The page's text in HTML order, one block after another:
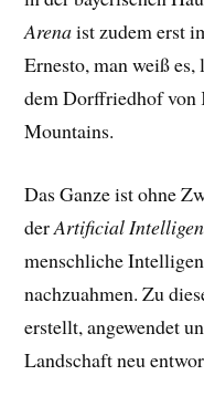
Arenaist zudem erst
Ernesto, man weiß
dem Dorffriedhof von
Mountains.
Das Ganze ist ohne
derArtificial
menschliche
nachzuahmen. Zu
erstellt, angewendet
Landschaft neu